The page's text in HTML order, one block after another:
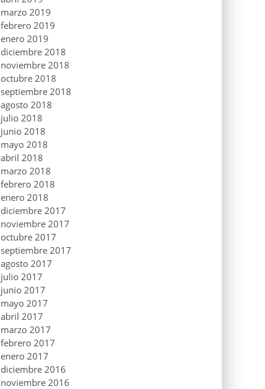
marzo 2019
febrero 2019
enero 2019
diciembre 2018
noviembre 2018
octubre 2018
septiembre 2018
agosto 2018
julio 2018
junio 2018
mayo 2018
abril 2018
marzo 2018
febrero 2018
enero 2018
diciembre 2017
noviembre 2017
octubre 2017
septiembre 2017
agosto 2017
julio 2017
junio 2017
mayo 2017
abril 2017
marzo 2017
febrero 2017
enero 2017
diciembre 2016
noviembre 2016